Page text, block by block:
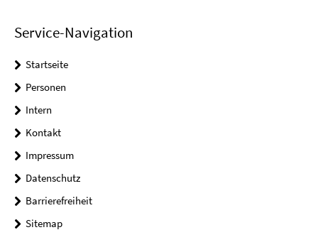
Service-Navigation
Startseite
Personen
Intern
Kontakt
Impressum
Datenschutz
Barrierefreiheit
Sitemap